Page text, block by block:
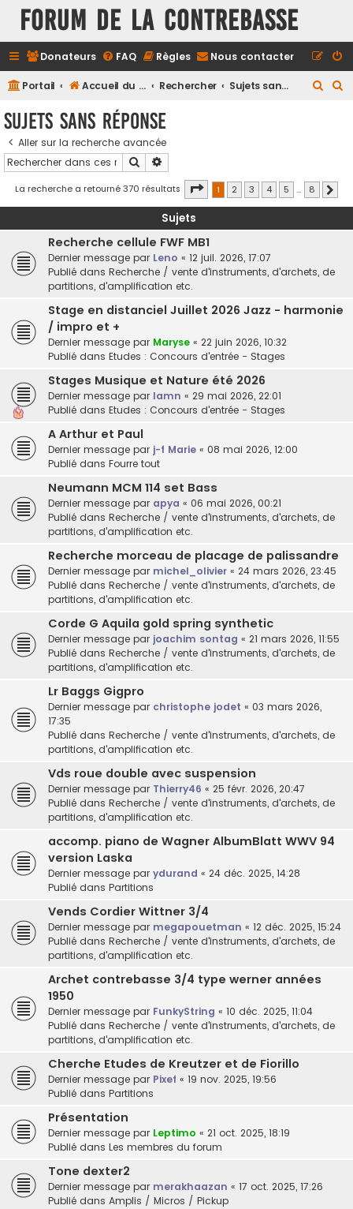
FORUM DE LA CONTREBASSE
Donateurs FAQ Règles Nous contacter
Portail Accueil du forum Rechercher Sujets sans réponse
c
h
r
c
h
r
Sujets sans réponse
Aller sur la recherche avancée
Rechercher
La recherche a retourné 370 résultats Page 1sur8
1 2 3 4 5 … 8
Sujets
Recherche cellule FWF MB1
Dernier message par Leno « 12 juil. 2026, 17:07
Publié dans Recherche / vente d'instruments, d'archets, de
partitions, d'amplification etc.
Stage en distanciel Juillet 2026 Jazz - harmonie
/ impro et +
Dernier message par Maryse « 22 juin 2026, 10:32
Publié dans Etudes : Concours d'entrée - Stages
Stages Musique et Nature été 2026
Dernier message par lamn « 29 mai 2026, 22:01
Publié dans Etudes : Concours d'entrée - Stages
A Arthur et Paul
Dernier message par j-f Marie « 08 mai 2026, 12:00
Publié dans Fourre tout
Neumann MCM 114 set Bass
Dernier message par apya « 06 mai 2026, 00:21
Publié dans Recherche / vente d'instruments, d'archets, de
partitions, d'amplification etc.
Recherche morceau de placage de palissandre
Dernier message par michel_olivier « 24 mars 2026, 23:45
Publié dans Recherche / vente d'instruments, d'archets, de
partitions, d'amplification etc.
Corde G Aquila gold spring synthetic
Dernier message par joachim sontag « 21 mars 2026, 11:55
Publié dans Recherche / vente d'instruments, d'archets, de
partitions, d'amplification etc.
Lr Baggs Gigpro
Dernier message par christophe jodet « 03 mars 2026,
17:35
Publié dans Recherche / vente d'instruments, d'archets, de
partitions, d'amplification etc.
Vds roue double avec suspension
Dernier message par Thierry46 « 25 févr. 2026, 20:47
Publié dans Recherche / vente d'instruments, d'archets, de
partitions, d'amplification etc.
accomp. piano de Wagner AlbumBlatt WWV 94
version Laska
Dernier message par ydurand « 24 déc. 2025, 14:28
Publié dans Partitions
Vends Cordier Wittner 3/4
Dernier message par megapouetman « 12 déc. 2025, 15:24
Publié dans Recherche / vente d'instruments, d'archets, de
partitions, d'amplification etc.
Archet contrebasse 3/4 type werner années
1950
Dernier message par FunkyString « 10 déc. 2025, 11:04
Publié dans Recherche / vente d'instruments, d'archets, de
partitions, d'amplification etc.
Cherche Etudes de Kreutzer et de Fiorillo
Dernier message par Pixef « 19 nov. 2025, 19:56
Publié dans Partitions
Présentation
Dernier message par Leptimo « 21 oct. 2025, 18:19
Publié dans Les membres du forum
Tone dexter2
Dernier message par merakhaazan « 17 oct. 2025, 17:26
Publié dans Amplis / Micros / Pickup